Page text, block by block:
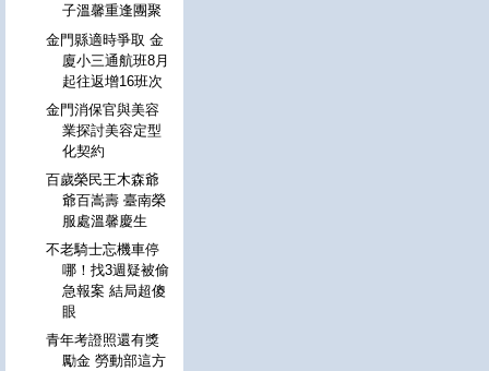
子溫馨重逢團聚
金門縣適時爭取 金
廈小三通航班8月
起往返增16班次
金門消保官與美容
業探討美容定型
化契約
百歲榮民王木森爺
爺百嵩壽 臺南榮
服處溫馨慶生
不老騎士忘機車停
哪！找3週疑被偷
急報案 結局超傻
眼
青年考證照還有獎
勵金 勞動部這方